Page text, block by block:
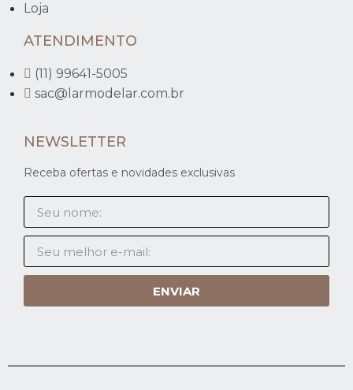
Loja
ATENDIMENTO
(11) 99641-5005
sac@larmodelar.com.br
NEWSLETTER
Receba ofertas e novidades exclusivas
ENVIAR